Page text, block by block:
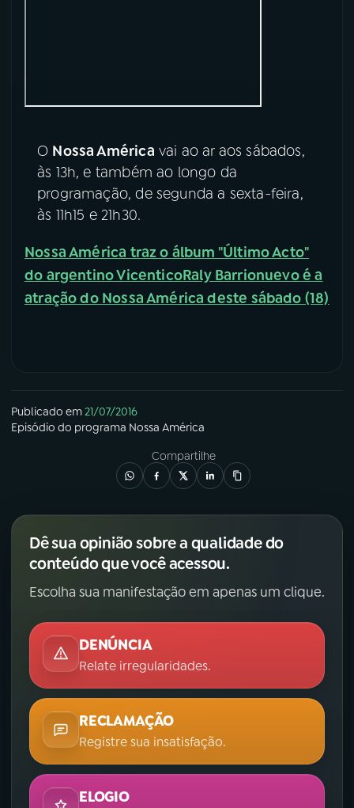
O Nossa América vai ao ar aos sábados,
às 13h, e também ao longo da
programação, de segunda a sexta-feira,
às 11h15 e 21h30.
Nossa América traz o álbum "Último Acto"
do argentino VicenticoRaly Barrionuevo é a
atração do Nossa América deste sábado (18)
Publicado em21/07/2016
Episódio do programa Nossa América
Compartilhe
Dê sua opinião sobre a qualidade do
conteúdo que você acessou.
Escolha sua manifestação em apenas um clique.
DENÚNCIA
Relate irregularidades.
RECLAMAÇÃO
Registre sua insatisfação.
ELOGIO